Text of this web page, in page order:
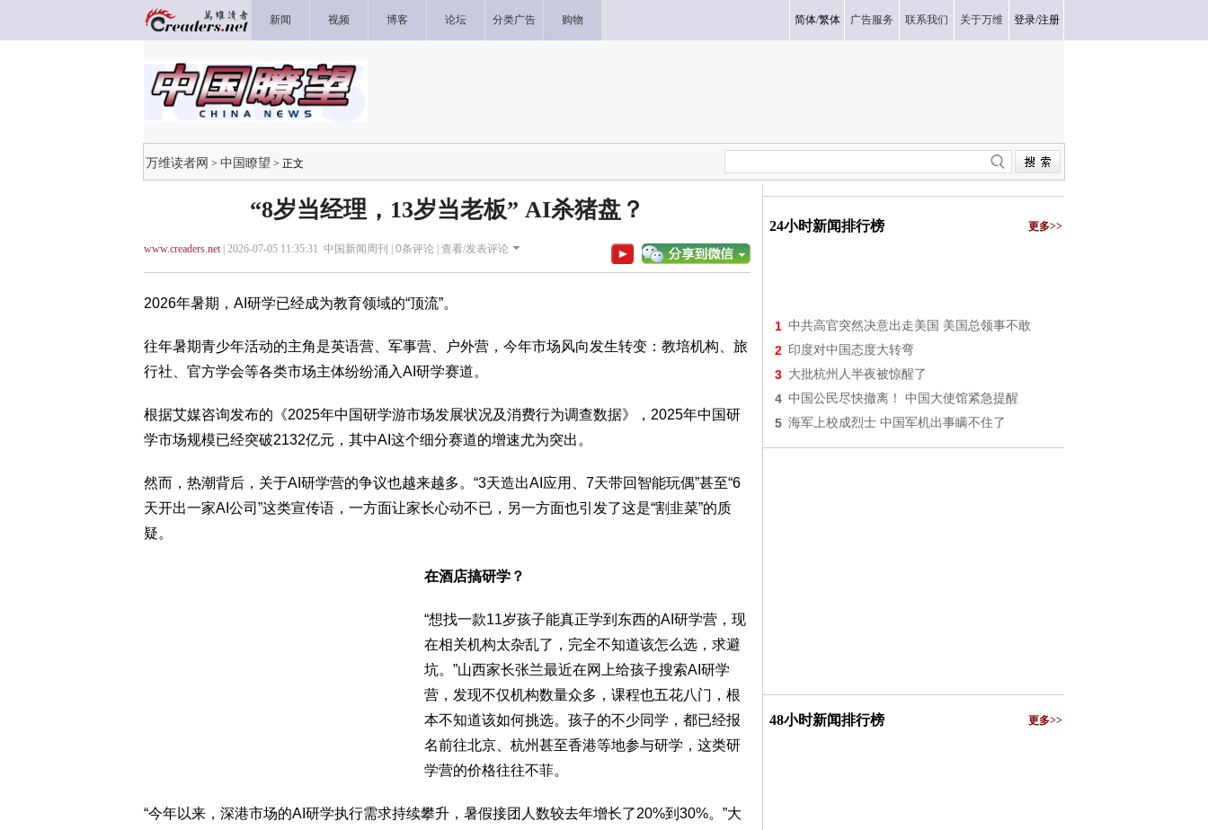
新闻 视频 博客 论坛 分类广告 购物 简体/繁体 广告服务 联系我们 关于万维 登录/注册
万维读者网 > 中国瞭望 > 正文
“8岁当经理，13岁当老板” AI杀猪盘？
www.creaders.net| 2026-07-05 11:35:31 中国新闻周刊 | 0条评论 | 查看/发表评论
2026年暑期，AI研学已经成为教育领域的“顶流”。
往年暑期青少年活动的主角是英语营、军事营、户外营，今年市场风向发生转变：教培机构、旅
行社、官方学会等各类市场主体纷纷涌入AI研学赛道。
根据艾媒咨询发布的《2025年中国研学游市场发展状况及消费行为调查数据》，2025年中国研
学市场规模已经突破2132亿元，其中AI这个细分赛道的增速尤为突出。
然而，热潮背后，关于AI研学营的争议也越来越多。“3天造出AI应用、7天带回智能玩偶”甚至“6
天开出一家AI公司”这类宣传语，一方面让家长心动不已，另一方面也引发了这是“割韭菜”的质
疑。
在酒店搞研学？
“想找一款11岁孩子能真正学到东西的AI研学营，现
在相关机构太杂乱了，完全不知道该怎么选，求避
坑。”山西家长张兰最近在网上给孩子搜索AI研学
营，发现不仅机构数量众多，课程也五花八门，根
本不知道该如何挑选。孩子的不少同学，都已经报
名前往北京、杭州甚至香港等地参与研学，这类研
学营的价格往往不菲。
“今年以来，深港市场的AI研学执行需求持续攀升，暑假接团人数较去年增长了20%到30%。”大
24小时新闻排行榜 更多>>
1 中共高官突然决意出走美国 美国总领事不敢
2 印度对中国态度大转弯
3 大批杭州人半夜被惊醒了
4 中国公民尽快撤离！ 中国大使馆紧急提醒
5 海军上校成烈士 中国军机出事瞒不住了
48小时新闻排行榜 更多>>